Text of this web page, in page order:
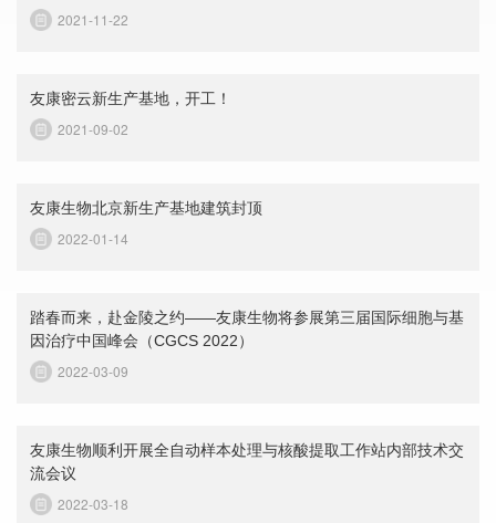
2021-11-22
友康密云新生产基地，开工！
2021-09-02
友康生物北京新生产基地建筑封顶
2022-01-14
踏春而来，赴金陵之约——友康生物将参展第三届国际细胞与基
因治疗中国峰会（CGCS 2022）
2022-03-09
友康生物顺利开展全自动样本处理与核酸提取工作站内部技术交
流会议
2022-03-18